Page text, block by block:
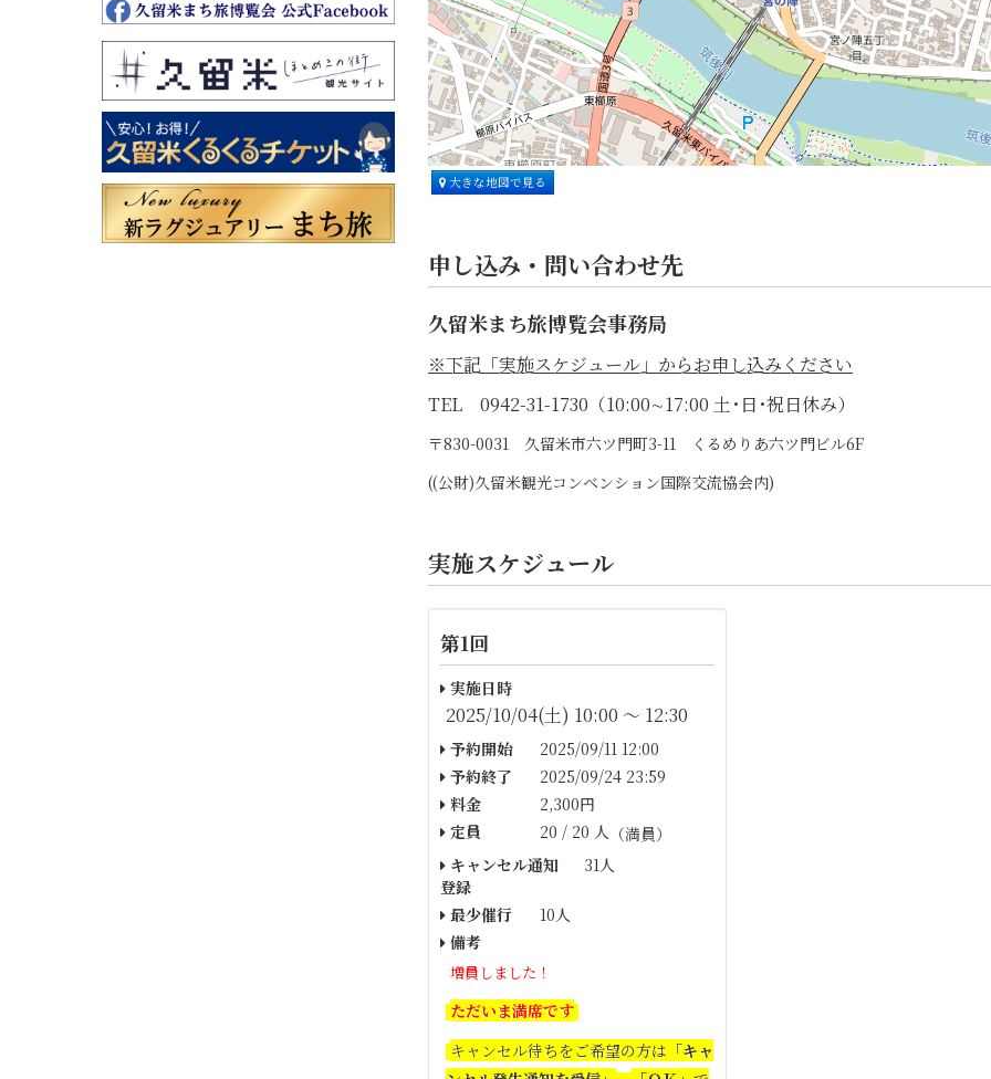
大きな地図で見る
申し込み・問い合わせ先
久留米まち旅博覧会事務局
※下記「実施スケジュール」からお申し込みください
TEL 0942-31-1730（10:00∼17:00 土･日･祝日休み）
〒830-0031 久留米市六ツ門町3-11 くるめりあ六ツ門ビル6F
((公財)久留米観光コンベンション国際交流協会内)
実施スケジュール
第1回
実施日時
2025/10/04(土) 10:00 〜 12:30
予約開始
2025/09/11 12:00
予約終了
2025/09/24 23:59
料金
2,300円
定員
20 / 20 人 （満員）
キャンセル通知
登録
31人
最少催行
10人
備考
増員しました！
ただいま満席です
キャンセル待ちをご希望の方は 「キャ